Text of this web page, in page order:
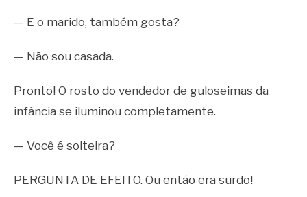
— E o marido, também gosta?
— Não sou casada.
Pronto! O rosto do vendedor de guloseimas da
infância se iluminou completamente.
— Você é solteira?
PERGUNTA DE EFEITO. Ou então era surdo!